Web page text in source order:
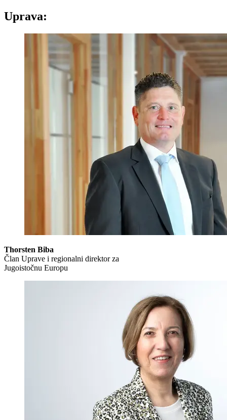
Uprava:
Thorsten Biba
Član Uprave i regionalni direktor za
Jugoistočnu Europu